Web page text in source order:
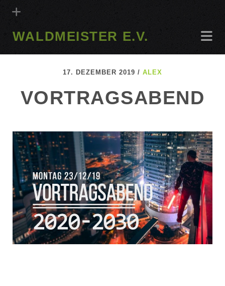
WALDMEISTER E.V.
17. DEZEMBER 2019 /ALEX
VORTRAGSABEND